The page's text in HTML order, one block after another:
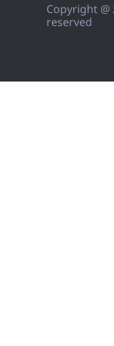
Copyright @
reserved